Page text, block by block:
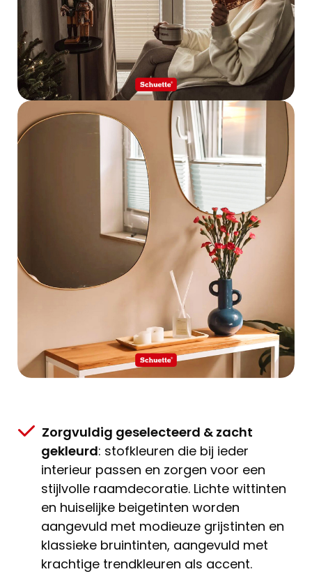
Zorgvuldig geselecteerd & zacht
gekleurd: stofkleuren die bij ieder
interieur passen en zorgen voor een
stijlvolle raamdecoratie. Lichte wittinten
en huiselijke beigetinten worden
aangevuld met modieuze grijstinten en
klassieke bruintinten, aangevuld met
krachtige trendkleuren als accent.